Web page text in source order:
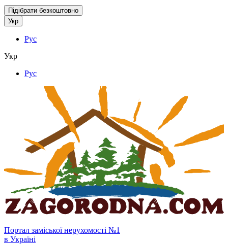
Підібрати безкоштовно
Укр
Рус
Укр
Рус
Портал заміської нерухомості №1
в Україні